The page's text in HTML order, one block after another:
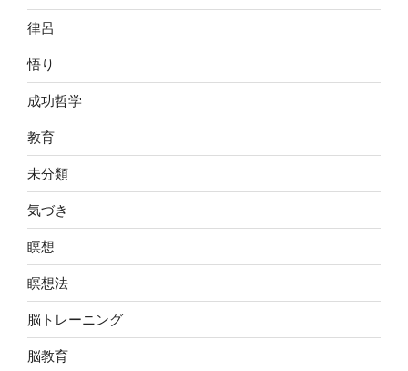
律呂
悟り
成功哲学
教育
未分類
気づき
瞑想
瞑想法
脳トレーニング
脳教育